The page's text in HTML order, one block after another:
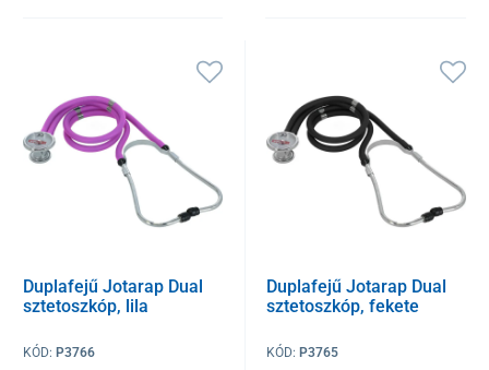
Duplafejű Jotarap Dual
sztetoszkóp, lila
KÓD: P3766
Duplafejű Jotarap Dual
sztetoszkóp, fekete
KÓD:P3765